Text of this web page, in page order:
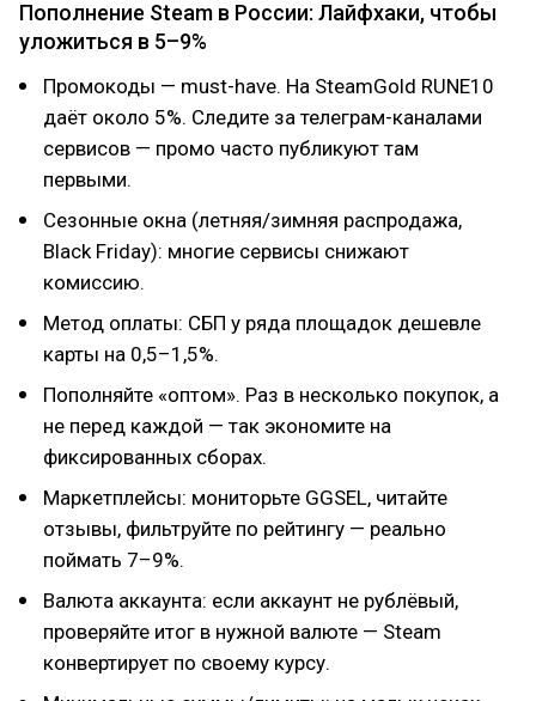
Пополнение Steam в России: Лайфхаки, чтобы
уложиться в 5–9%
Промокоды — must-have. На SteamGold RUNE10
даёт около 5%. Следите за телеграм-каналами
сервисов — промо часто публикуют там
первыми.
Сезонные окна (летняя/зимняя распродажа,
Black Friday): многие сервисы снижают
комиссию.
Метод оплаты: СБП у ряда площадок дешевле
карты на 0,5–1,5%.
Пополняйте «оптом». Раз в несколько покупок, а
не перед каждой — так экономите на
фиксированных сборах.
Маркетплейсы: мониторьте GGSEL, читайте
отзывы, фильтруйте по рейтингу — реально
поймать 7–9%.
Валюта аккаунта: если аккаунт не рублёвый,
проверяйте итог в нужной валюте — Steam
конвертирует по своему курсу.